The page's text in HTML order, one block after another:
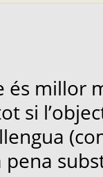
és millor
si